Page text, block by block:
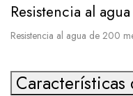
Resistencia al agua
Resistencia al agua de 200